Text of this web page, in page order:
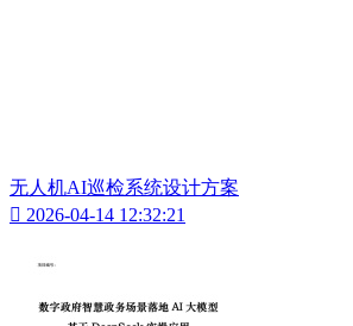
无人机AI巡检系统设计方案
 2026-04-14 12:32:21